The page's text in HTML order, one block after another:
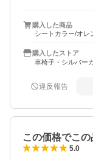
（注）座面を広
ケガをしてしまい
つけて下さい。
購入した商品
シートカラー/オレ
購入したストア
車椅子・シルバー
違反報告
この価格でこの
5.0